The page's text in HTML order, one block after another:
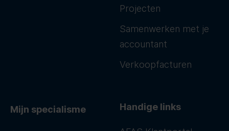
Projecten
Samenwerken met je
accountant
Verkoopfacturen
Mijn specialisme Handige links